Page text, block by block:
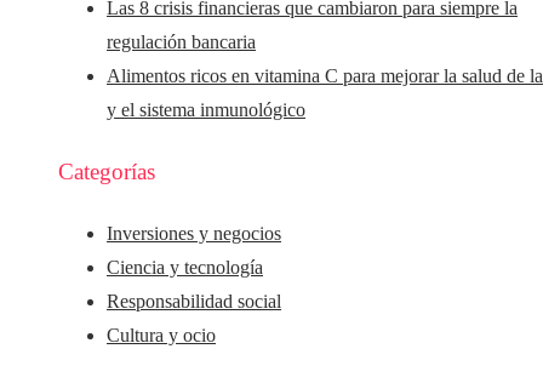
Las 8 crisis financieras que cambiaron para siempre la
regulación bancaria
Alimentos ricos en vitamina C para mejorar la salud de
y el sistema inmunológico
Categorías
Inversiones y negocios
Ciencia y tecnología
Responsabilidad social
Cultura y ocio